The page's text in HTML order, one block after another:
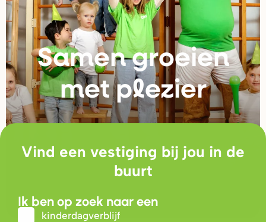
Samen groeien
met plezier
Vind een vestiging bij jou in de
buurt
Ik ben op zoek naar een
kinderdagverblijf